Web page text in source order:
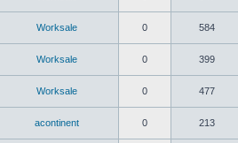
Worksale 0 584
Worksale 0 399
Worksale 0 477
acontinent 0 213